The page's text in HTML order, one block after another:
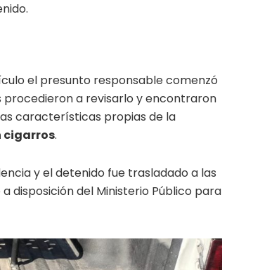
el presunto responsable comenzó
procedieron a revisarlo y encontraron
características propias de la
cigarros.
y el detenido fue trasladado a las
a disposición del Ministerio Público para